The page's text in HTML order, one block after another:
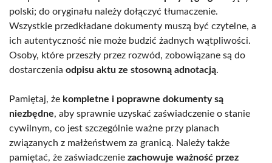
polski; do oryginału należy dołączyć tłumaczenie.
Wszystkie przedkładane dokumenty muszą być czytelne, a
ich autentyczność nie może budzić żadnych wątpliwości.
Osoby, które przeszły przez rozwód, zobowiązane są do
dostarczenia odpisu aktu ze stosowną adnotacją.
Pamiętaj, że kompletne i poprawne dokumenty są
niezbędne, aby sprawnie uzyskać zaświadczenie o stanie
cywilnym, co jest szczególnie ważne przy planach
związanych z małżeństwem za granicą. Należy także
pamiętać, że zaświadczenie zachowuje ważność przez